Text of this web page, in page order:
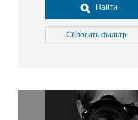
Досуг, туризм и отдых
Культура
Медицина
Окружающая среда
Политика
Найти
Сбросить фильтр